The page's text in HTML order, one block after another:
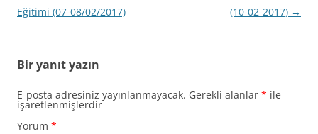
dolaşımı
Eğitimi (07-08/02/2017)
(10-02-2017) →
Bir yanıt yazın
E-posta adresiniz yayınlanmayacak. Gerekli alanlar * ile
işaretlenmişlerdir
Yorum *